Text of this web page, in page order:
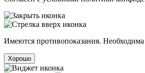
Имеются противопоказания. Необходима
Хорошо